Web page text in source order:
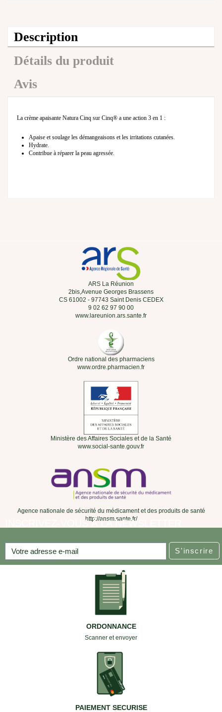
Description
Détails du produit
Avis
La crème apaisante Natura Cinq sur Cinq® a une action 3 en 1 :
Apaise et soulage les démangeaisons et les irritations cutanées.
Hydrate.
Contribue à réparer la peau agressée.
ARS La Réunion
2bis,Avenue Georges Brassens
CS 61002 - 97743 Saint Denis CEDEX
9 02 62 97 90 00
www.lareunion.ars.sante.fr
Ordre national des pharmaciens
www.ordre.pharmacien.fr
Ministère des Affaires Sociales et de la Santé
www.social-sante.gouv.fr
Agence nationale de sécurité du médicament et des produits de santé
http://ansm.sante.fr/
INSCRIVEZ-VOUS À LA NEWSLETTER
S'inscrire
ORDONNANCE
Scanner et envoyer
PAIEMENT SECURISE